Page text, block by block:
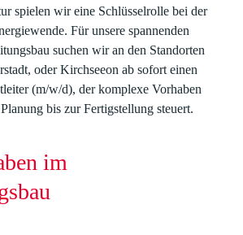
spielen wir eine Schlüsselrolle bei der
Für unsere spannenden
suchen wiran den Standorten
oder Kirchseeonab sofort einen
(m/w/d), der komplexe Vorhaben
bis zur Fertigstellung steuert.
im